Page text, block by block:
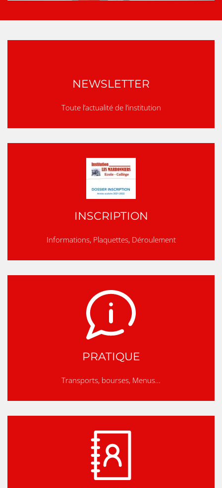
NEWSLETTER
Toute l’actualité de l’institution
INSCRIPTION
Informations, Plaquettes, Déroulement
PRATIQUE
Transports, bourses, Menus…